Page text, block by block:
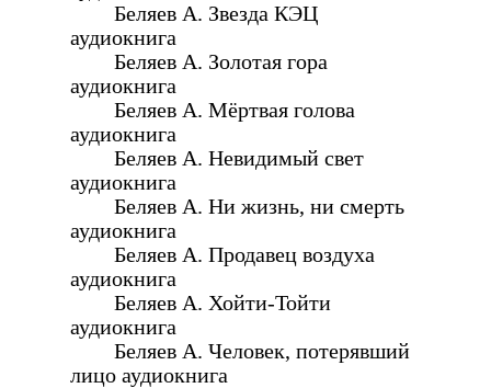
Беляев А. Звезда КЭЦ
аудиокнига
Беляев А. Золотая гора
аудиокнига
Беляев А. Мёртвая голова
аудиокнига
Беляев А. Невидимый свет
аудиокнига
Беляев А. Ни жизнь, ни смерть
аудиокнига
Беляев А. Продавец воздуха
аудиокнига
Беляев А. Хойти-Тойти
аудиокнига
Беляев А. Человек, потерявший
лицо аудиокнига